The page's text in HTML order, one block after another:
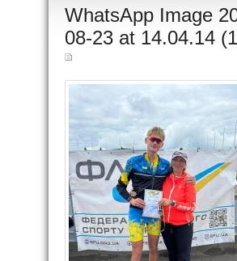
20
WhatsApp Image
08-23 at 14.04.14